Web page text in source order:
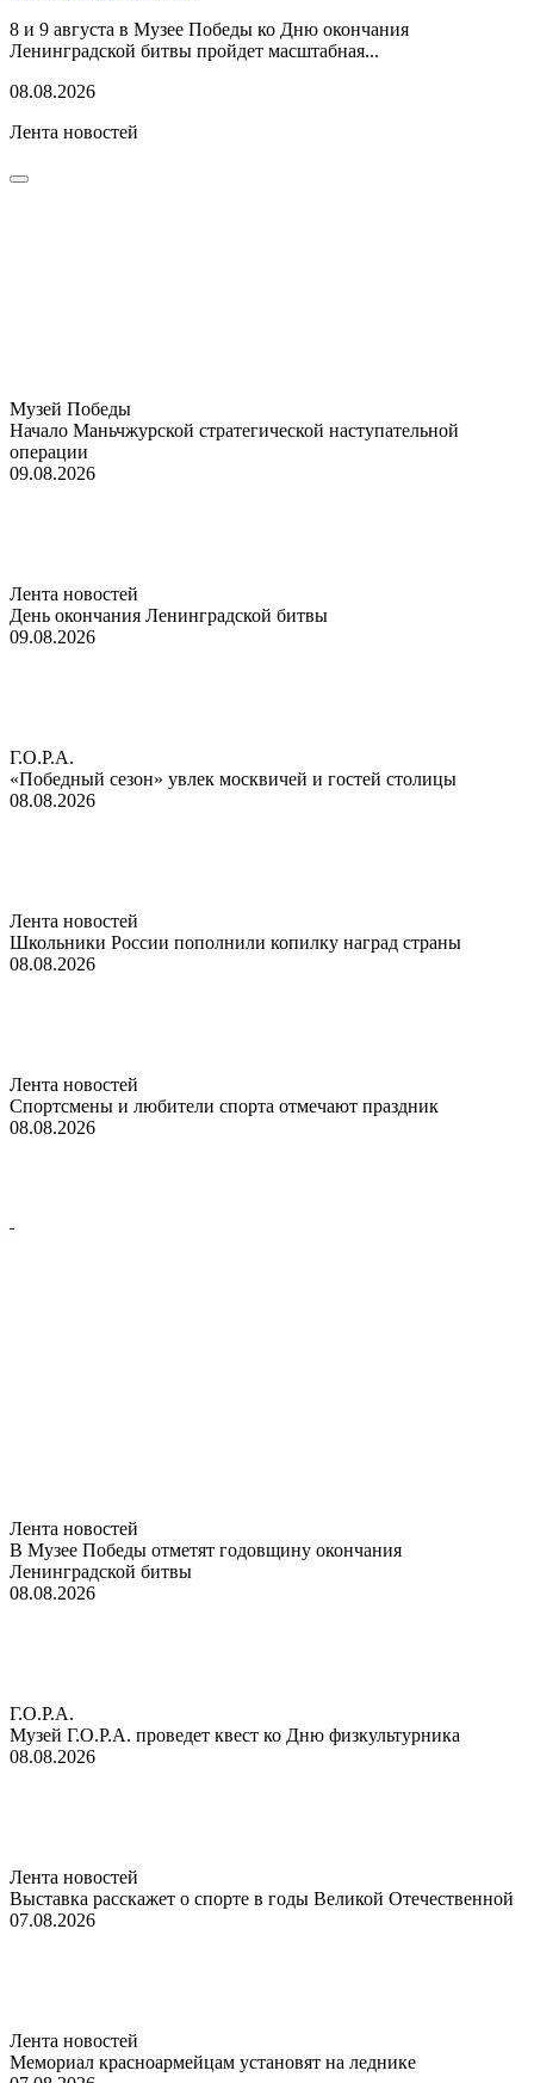
8 и 9 августа в Музее Победы ко Дню окончания
Ленинградской битвы пройдет масштабная...
08.08.2026
Лента новостей
Музей Победы
Начало Маньчжурской стратегической наступательной
операции
09.08.2026
Лента новостей
День окончания Ленинградской битвы
09.08.2026
Г.О.Р.А.
«Победный сезон» увлек москвичей и гостей столицы
08.08.2026
Лента новостей
Школьники России пополнили копилку наград страны
08.08.2026
Лента новостей
Спортсмены и любители спорта отмечают праздник
08.08.2026
Лента новостей
В Музее Победы отметят годовщину окончания
Ленинградской битвы
08.08.2026
Г.О.Р.А.
Музей Г.О.Р.А. проведет квест ко Дню физкультурника
08.08.2026
Лента новостей
Выставка расскажет о спорте в годы Великой Отечественной
07.08.2026
Лента новостей
Мемориал красноармейцам установят на леднике